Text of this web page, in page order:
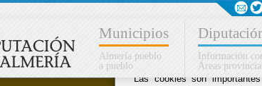
Sus
uso
Las cookies son
Municipios
Almería pueblo
a pueblo
Información
Áreas